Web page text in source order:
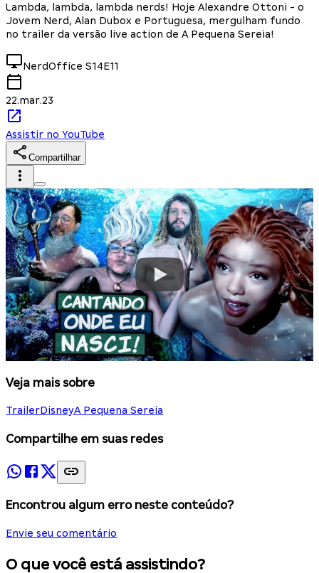
Lambda, lambda, lambda nerds! Hoje Alexandre Ottoni - o
Jovem Nerd, Alan Dubox e Portuguesa, mergulham fundo
no trailer da versão live action de A Pequena Sereia!
NerdOffice S14E11
22.mar.23
Assistir no YouTube
Compartilhar
Veja mais sobre
TrailerDisneyA Pequena Sereia
Compartilhe em suas redes
Encontrou algum erro neste conteúdo?
Envie seu comentário
O que você está assistindo?